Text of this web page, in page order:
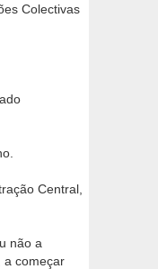
Colectivas
Central,
não a
a começar